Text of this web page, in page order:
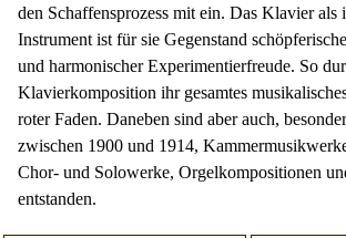
den Schaffensprozess mit ein. Das Klavier als
Instrument ist für sie Gegenstand
und harmonischer Experimentierfreude. So
Klavierkomposition ihr gesamtes
roter Faden. Daneben sind aber auch,
zwischen 1900 und 1914,
Chor- und Solowerke, Orgelkompositionen
entstanden.